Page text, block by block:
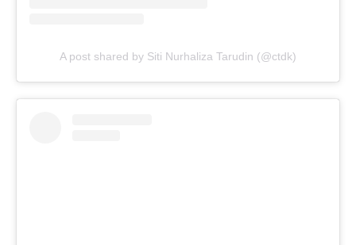
A post shared by Siti Nurhaliza Tarudin (@ctdk)